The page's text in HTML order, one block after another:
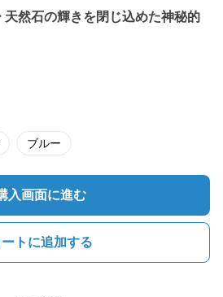
天然石の輝きを閉じ込めた神秘的
ブルー
入画面に進む
ートに追加する